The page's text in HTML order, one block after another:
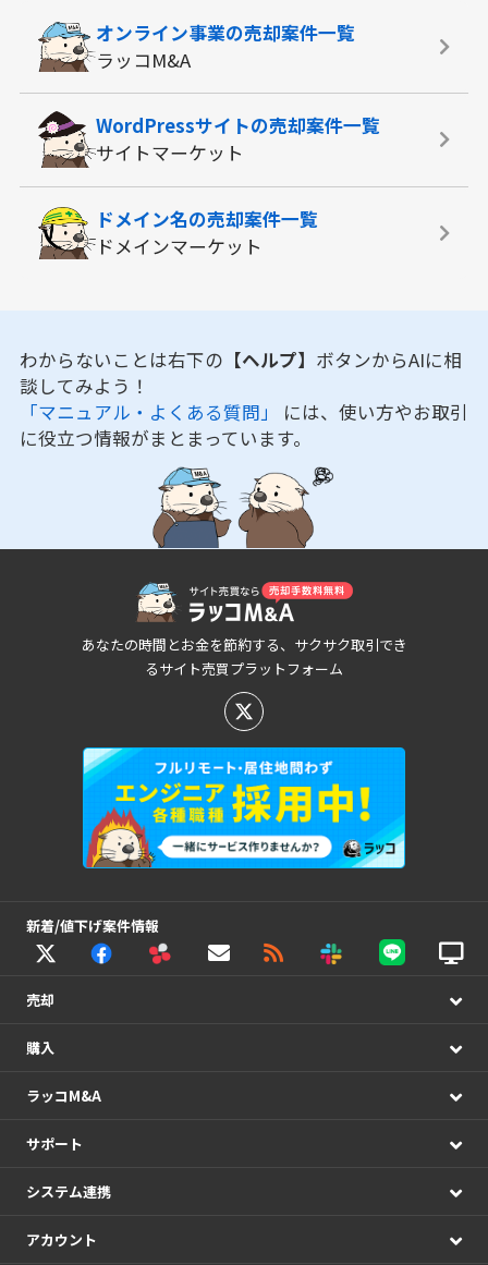
オンライン事業の売却案件一覧
ラッコM&A
WordPressサイトの売却案件一覧
サイトマーケット
ドメイン名の売却案件一覧
ドメインマーケット
わからないことは右下の 【ヘルプ】 ボタンからAIに相
談してみよう！
「マニュアル・よくある質問」 には、使い方やお取引
に役立つ情報がまとまっています。
あなたの時間とお金を節約する、サクサク取引でき
るサイト売買プラットフォーム
新着/値下げ案件情報
売却
購入
ラッコM&A
サポート
システム連携
アカウント